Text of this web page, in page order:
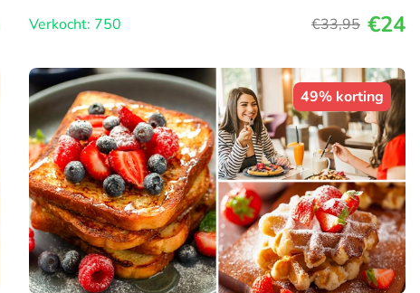
Verkocht: 750
€33,95 €24
49% korting